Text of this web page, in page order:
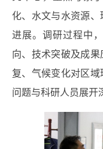
化、水文与水资源
进展。调研过程中
向、技术突破及成
复、气候变化对区
问题与科研人员展开